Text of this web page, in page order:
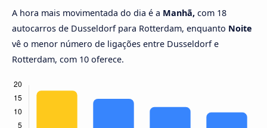
A hora mais movimentada do dia é a Manhã, com 18
autocarros de Dusseldorf para Rotterdam, enquanto Noite
vê o menor número de ligações entre Dusseldorf e
Rotterdam, com 10 oferece.